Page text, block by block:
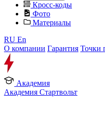
Кросс-коды
Фото
Материалы
RU En
О компании Гарантия Точки
Академия
Академия Стартвольт